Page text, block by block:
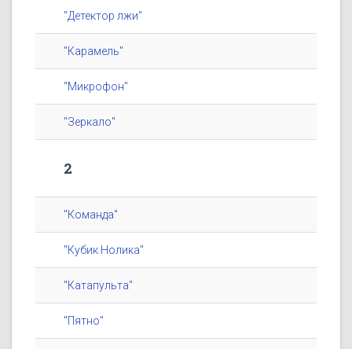
"Детектор лжи"
"Карамель"
"Микрофон"
"Зеркало"
2
"Команда"
"Кубик Нолика"
"Катапульта"
"Пятно"